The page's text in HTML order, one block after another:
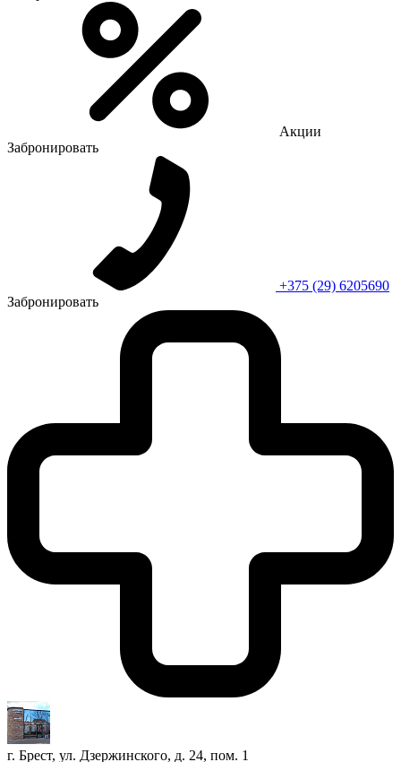
Акции
Забронировать
+375 (29) 6205690
Забронировать
г. Брест, ул. Дзержинского, д. 24, пом. 1